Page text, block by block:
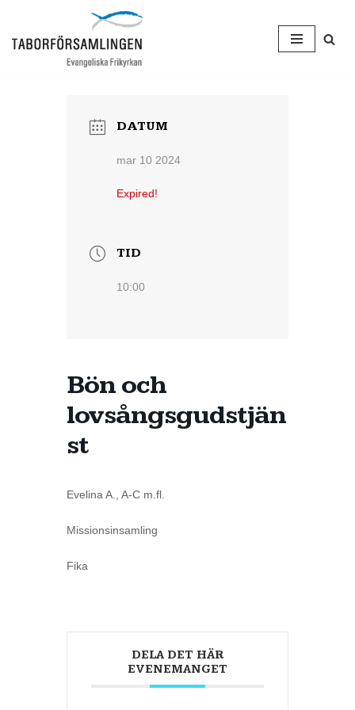
Hoppa
DATUM
mar 10 2024
Expired!
TID
10:00
Bön och
lovsångsgudstjän
st
Evelina A., A-C m.fl.
Missionsinsamling
Fika
DELA DET HÄR
EVENEMANGET